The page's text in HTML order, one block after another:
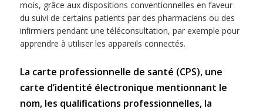
mois, grâce aux dispositions conventionnelles en faveur
du suivi de certains patients par des pharmaciens ou des
inﬁrmiers pendant une téléconsultation, par exemple pour
apprendre à utiliser les appareils connectés.
La carte professionnelle de santé (CPS), une
carte d’identité électronique mentionnant le
nom, les qualiﬁcations professionnelles, la